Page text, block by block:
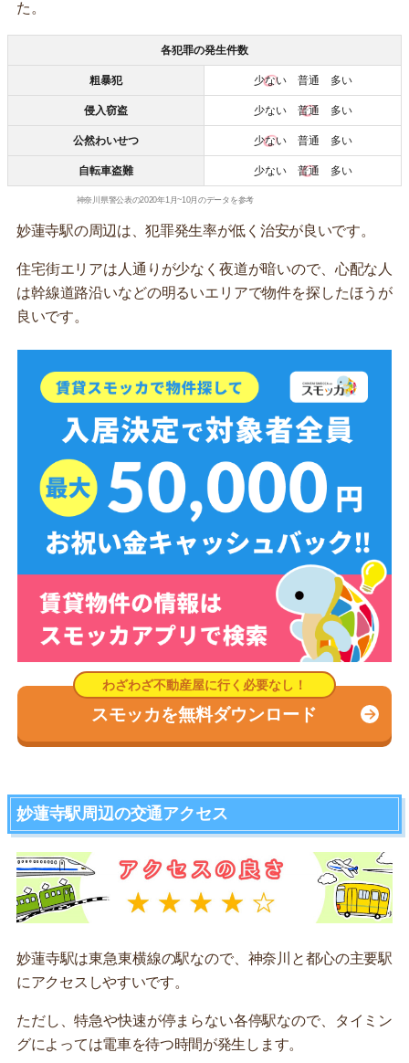
た。
各犯罪の発生件数
粗暴犯 少ない普通 多い
侵入窃盗 少ない 普通 多い
公然わいせつ 少ない普通 多い
自転車盗難 少ない 普通 多い
神奈川県警公表の2020年1月~10月のデータを参考
妙蓮寺駅の周辺は、犯罪発生率が低く治安が良いです。
住宅街エリアは人通りが少なく夜道が暗いので、心配な人
は幹線道路沿いなどの明るいエリアで物件を探したほうが
良いです。
スモッカを無料ダウンロード
妙蓮寺駅周辺の交通アクセス
妙蓮寺駅は東急東横線の駅なので、神奈川と都心の主要駅
にアクセスしやすいです。
ただし、特急や快速が停まらない各停駅なので、タイミン
グによっては電車を待つ時間が発生します。